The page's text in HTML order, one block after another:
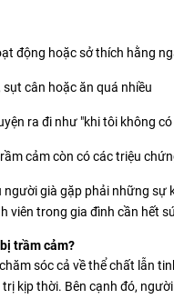
động hoặc sở thích hằng
cân hoặc ăn quá nhiều
ra đi như "khi tôi không có
cảm còn có các triệu
người già gặp phải những
viên trong gia đình cần hết
trầm cảm?
sóc cả về thể chất lẫn
kịp thời. Bên cạnh đó,